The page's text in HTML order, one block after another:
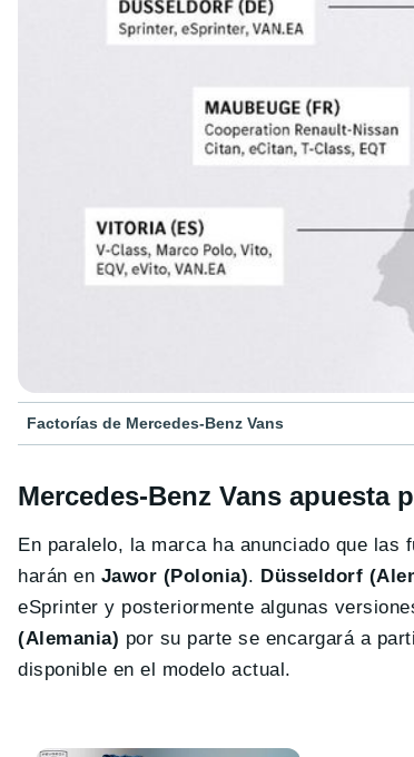
Factorías de Mercedes-Benz Vans
Mercedes-Benz Vans apuesta
En paralelo, la marca ha anunciado que
harán en Jawor (Polonia). Düsseldorf
eSprinter y posteriormente algunas
(Alemania) por su parte se encargará a
disponible en el modelo actual.